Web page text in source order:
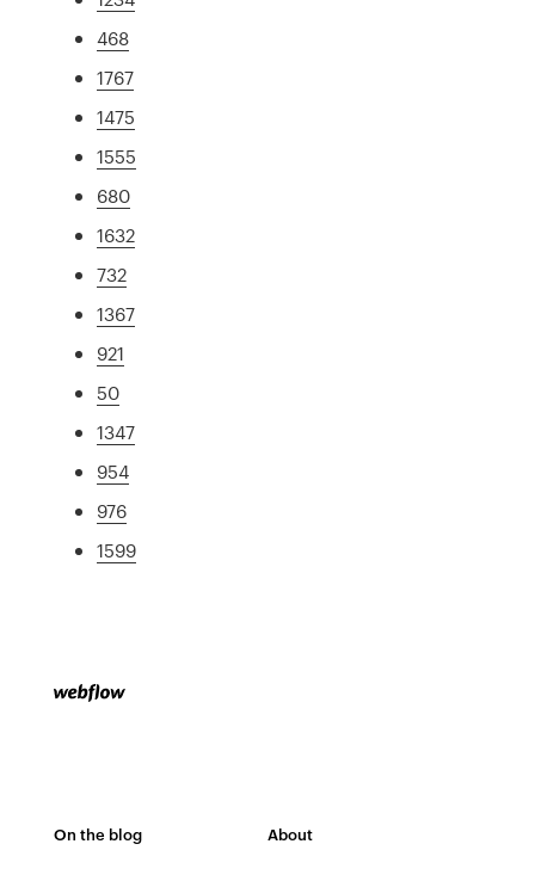
468
1767
1475
1555
680
1632
732
1367
921
50
1347
954
976
1599
On the blog About